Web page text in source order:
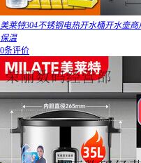
美莱特304不锈钢电热开水桶开水壶
保温
0条评价